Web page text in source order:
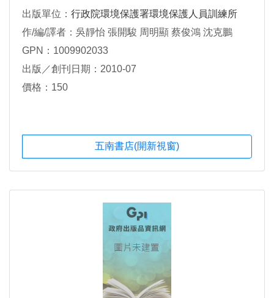
出版單位： 行政院環境保護署環境保護人員訓練所
作/編/譯者：吳靜怡 張開駿 周明顯 蔡俊鴻 沈克鵬
GPN：1009902033
出版／創刊日期：2010-07
價格：150
五南書店(開新視窗)